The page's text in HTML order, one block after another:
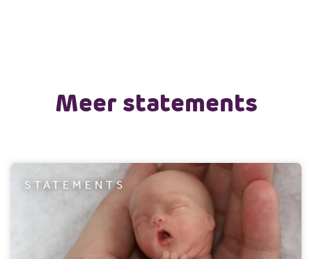
Meer statements
STATEMENTS